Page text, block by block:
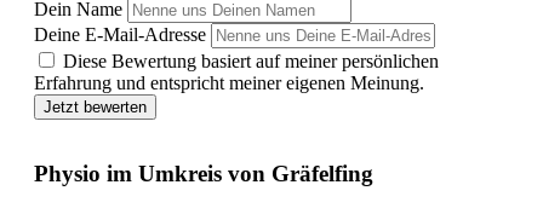
Dein Name
Deine E-Mail-Adresse
Diese Bewertung basiert auf meiner persönlichen
Erfahrung und entspricht meiner eigenen Meinung.
Jetzt bewerten
Physio im Umkreis von Gräfelfing